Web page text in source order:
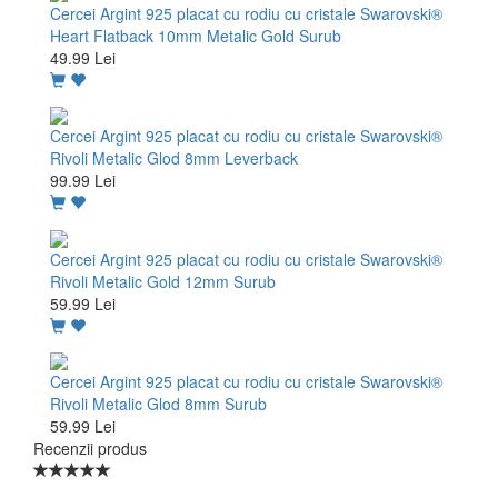
Cercei Argint 925 placat cu rodiu cu cristale Swarovski®
Heart Flatback 10mm Metalic Gold Surub
49.99 Lei
Cercei Argint 925 placat cu rodiu cu cristale Swarovski®
Rivoli Metalic Glod 8mm Leverback
99.99 Lei
Cercei Argint 925 placat cu rodiu cu cristale Swarovski®
Rivoli Metalic Gold 12mm Surub
59.99 Lei
Cercei Argint 925 placat cu rodiu cu cristale Swarovski®
Rivoli Metalic Glod 8mm Surub
59.99 Lei
Recenzii produs